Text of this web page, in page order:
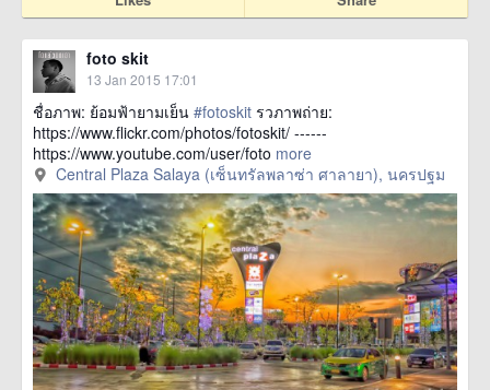
foto skit
13 Jan 2015 17:01
ชื่อภาพ: ย้อมฟ้ายามเย็น #fotoskit รวภาพถ่าย:
https://www.flickr.com/photos/fotoskit/ ------
https://www.youtube.com/user/foto more
Central Plaza Salaya (เซ็นทรัลพลาซ่า ศาลายา), นครปฐม